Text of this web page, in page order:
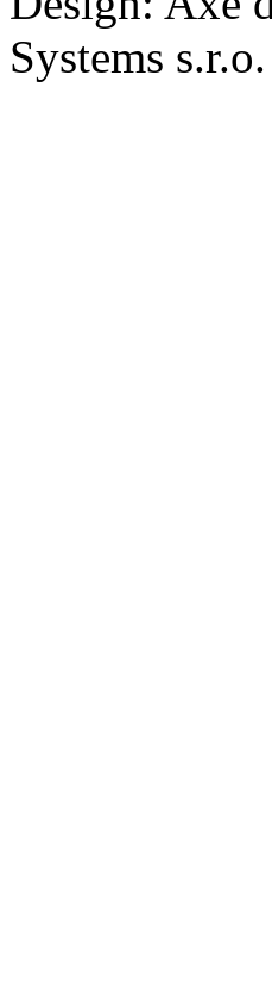
Systems s.r.o.